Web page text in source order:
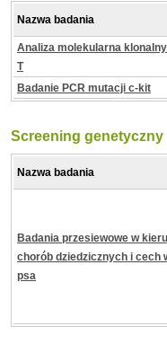
Nazwa badania
Analiza molekularna
T
Badanie PCR mutacji c-kit
Screening genetyczny
Nazwa badania
Badania przesiewowe w
chorób dziedzicznych i cech
psa